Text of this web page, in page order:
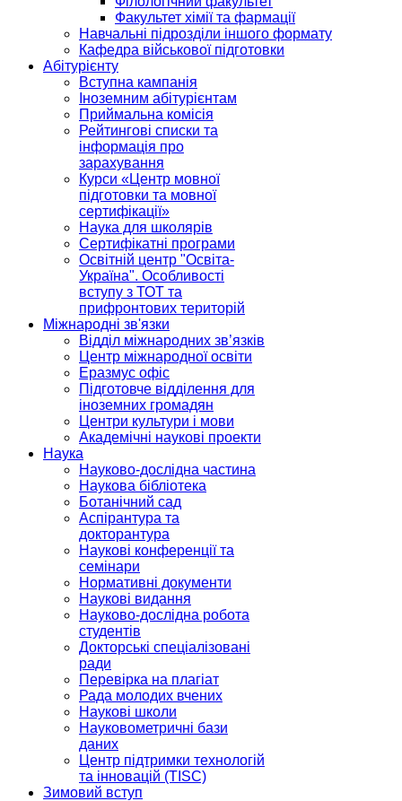
Факультет хімії та фармації
Навчальні підрозділи іншого формату
Кафедра військової підготовки
Абітурієнту
Вступна кампанія
Іноземним абітурієнтам
Приймальна комісія
Рейтингові списки та
інформація про
зарахування
Курси «Центр мовної
підготовки та мовної
сертифікації»
Наука для школярів
Сертифікатні програми
Освітній центр "Освіта-
Україна". Особливості
вступу з ТОТ та
прифронтових територій
Міжнародні зв'язки
Відділ міжнародних зв’язків
Центр міжнародної освіти
Еразмус офіс
Підготовче відділення для
іноземних громадян
Центри культури і мови
Академічні наукові проекти
Наука
Науково-дослідна частина
Наукова бібліотека
Ботанічний сад
Аспірантура та
докторантура
Наукові конференції та
семінари
Нормативні документи
Наукові видання
Науково-дослідна робота
студентів
Докторські спеціалізовані
ради
Перевірка на плагіат
Рада молодих вчених
Наукові школи
Науковометричні бази
даних
Центр підтримки технологій
та інновацій (TISC)
Зимовий вступ